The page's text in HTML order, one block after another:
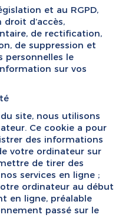
et au RGPD,
d’accès,
de rectification,
de suppression et
personnelles le
sur vos
site, nous utilisons
Ce cookie a pour
des informations
votre ordinateur sur
de tirer des
services en ligne ;
ordinateur au début
en ligne, préalable
passé sur le